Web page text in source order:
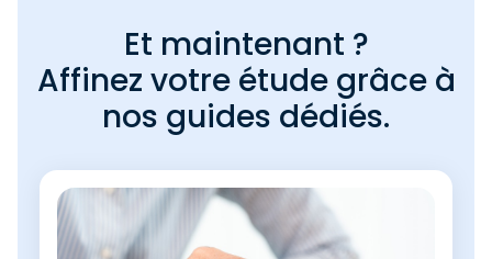
Et maintenant ?
Affinez votre étude grâce à
nos guides dédiés.